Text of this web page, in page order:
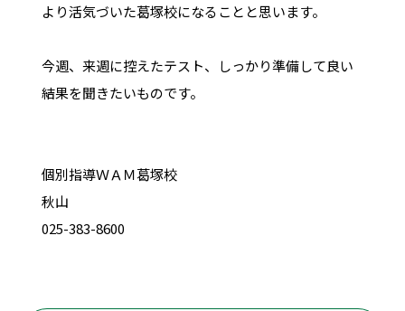
より活気づいた葛塚校になることと思います。
今週、来週に控えたテスト、しっかり準備して良い
結果を聞きたいものです。
個別指導ＷＡＭ葛塚校
秋山
025-383-8600